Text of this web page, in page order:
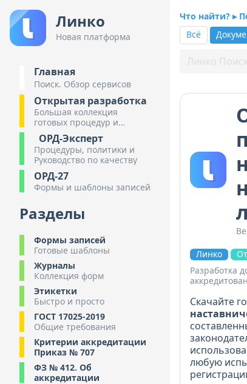
Линко
Новая платформа
Главная
Поиск. Обзор сервисов
Открытая разработка
Большая коллекция
готовых процедур и
инструкций
ОРД-Эксперт
Процедуры, политики и
Руководство по качеству
ОРД-27
Формы и шаблоны записей
Разделы
Формы записей
Готовые шаблоны
Журналы
Коллекция форм
Этикетки
Быстро и просто
ГОСТ 17025-2019
Общие требования
Критерии аккредитации
Приказ № 707
ФЗ № 412. Об
аккредитации
Что найти? ▸
Всё
Линко
Разработка
Скачайте
любую